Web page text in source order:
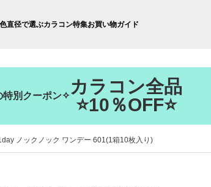
直径で選ぶカラコン特集お買い物ガイド
特別クーポン✧ カラコン全品
⭐10％OFF⭐
ノックノック ワンデー 601(1箱10枚入り)